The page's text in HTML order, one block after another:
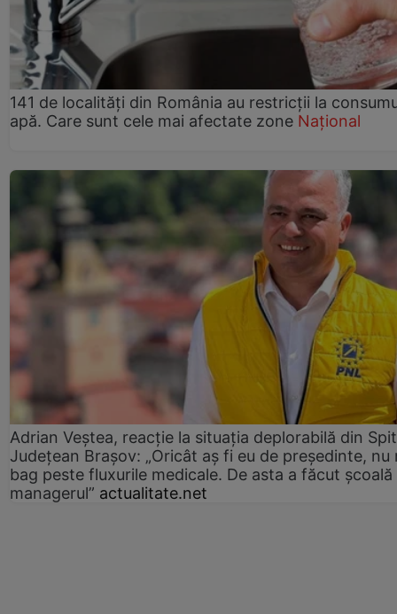
141 de localități din România au restricții la
apă. Care sunt cele mai afectate zone Național
Adrian Veștea, reacție la situația deplorabilă din
Județean Brașov: „Oricât aș fi eu de președinte, nu
bag peste fluxurile medicale. De asta a făcut școală
managerul” actualitate.net